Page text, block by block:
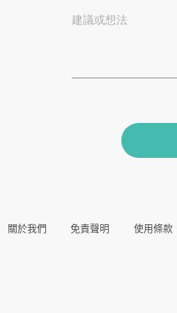
建議或想法
關於我們 免責聲明 使用條款